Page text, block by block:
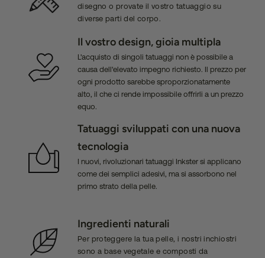
disegno o provate il vostro tatuaggio su
diverse parti del corpo.
Il vostro design, gioia multipla
L'acquisto di singoli tatuaggi non è possibile a
causa dell'elevato impegno richiesto. Il prezzo per
ogni prodotto sarebbe sproporzionatamente
alto, il che ci rende impossibile offrirli a un prezzo
equo.
Tatuaggi sviluppati con una nuova
tecnologia
I nuovi, rivoluzionari tatuaggi Inkster si applicano
come dei semplici adesivi, ma si assorbono nel
primo strato della pelle.
Ingredienti naturali
Per proteggere la tua pelle, i nostri inchiostri
sono a base vegetale e composti da